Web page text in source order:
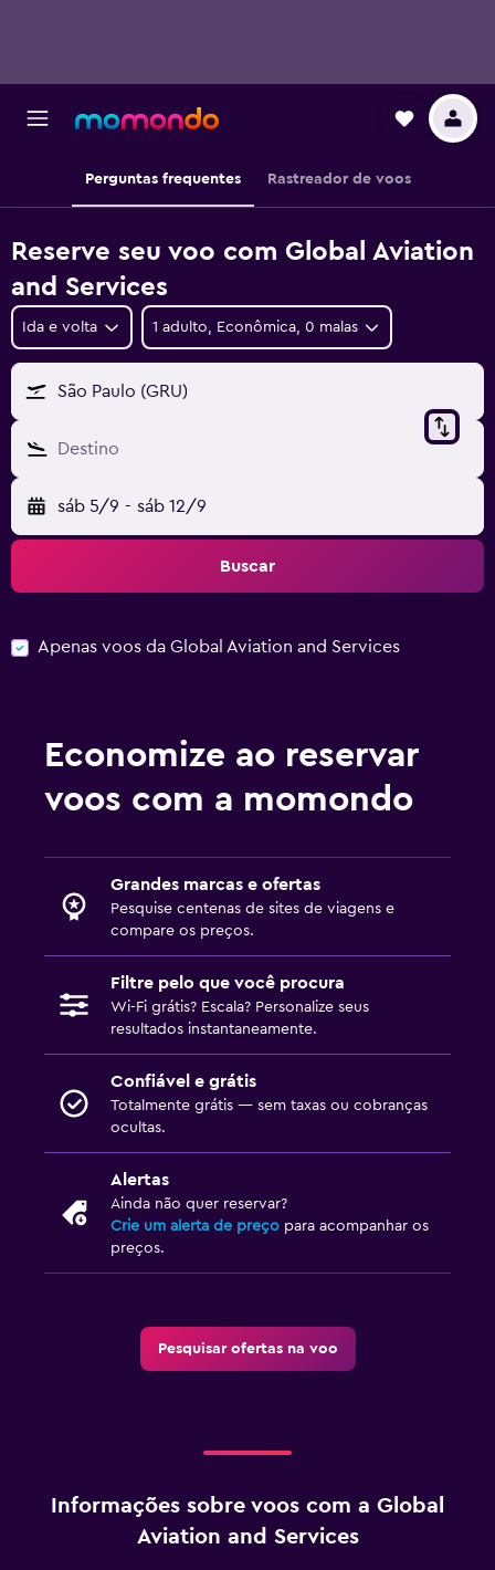
Perguntas frequentes Rastreador de voos
Reserve seu voo com Global Aviation
and Services
Ida e volta 1 adulto, Econômica, 0 malas
São Paulo (GRU)
Destino
sáb 5/9 - sáb 12/9
Buscar
Apenas voos da Global Aviation and Services
Economize ao reservar
voos com a momondo
Grandes marcas e ofertas
Pesquise centenas de sites de viagens e
compare os preços.
Filtre pelo que você procura
Wi-Fi grátis? Escala? Personalize seus
resultados instantaneamente.
Confiável e grátis
Totalmente grátis — sem taxas ou cobranças
ocultas.
Alertas
Ainda não quer reservar?
Crie um alerta de preço para acompanhar os
preços.
Pesquisar ofertas na voo
Informações sobre voos com a Global
Aviation and Services